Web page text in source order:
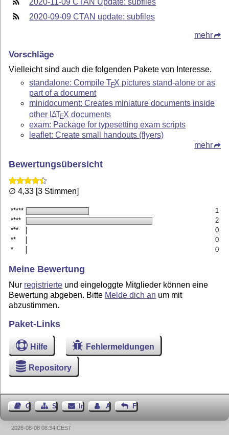
2020-11-09 CTAN Update: subfiles
2020-09-09 CTAN update: subfiles
mehr
Vorschläge
Vielleicht sind auch die folgenden Pakete von Interesse.
standalone: CompileTEX pictures stand-alone or as
part of a document
minidocument: Creates miniature documents inside
other LATEX documents
exam: Package for typesetting exam scripts
leaflet: Create small handouts (flyers)
mehr
Bewertungsübersicht
∅ 4,33 [3 Stimmen]
*****
1
****
2
***
0
**
0
*
0
Meine Bewertung
Nur registrierte und eingeloggte Mitglieder können eine
Bewertung abgeben. Bitte Melde dich an um mit
abzustimmen.
Paket-Links
Hilfe Fehlermeldungen
Repository
GästebuchSeiten-Struktur
ImpressumAutor kontaktieren
Feedback
2026-08-08 08:34 CEST